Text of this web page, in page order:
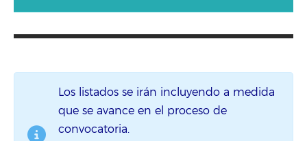
Los listados se irán incluyendo a medida
que se avance en el proceso de
convocatoria.